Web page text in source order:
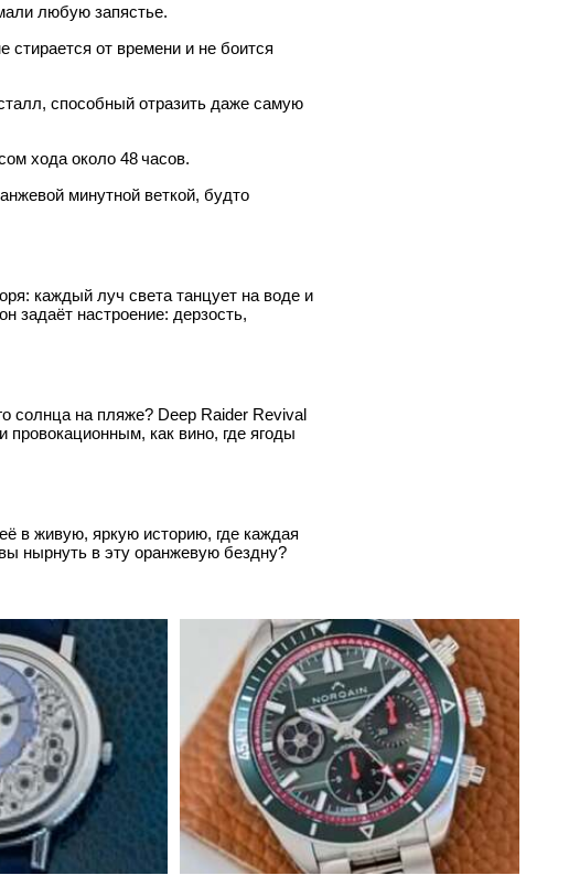
любую запястье.
от времени и не боится
способный отразить даже самую
хода около 48 часов.
минутной веткой, будто
каждый луч света танцует на воде и
задаёт настроение: дерзость,
солнца на пляже? Deep Raider Revival
как вино, где ягоды
в живую, яркую историю, где каждая
нырнуть в эту оранжевую бездну?